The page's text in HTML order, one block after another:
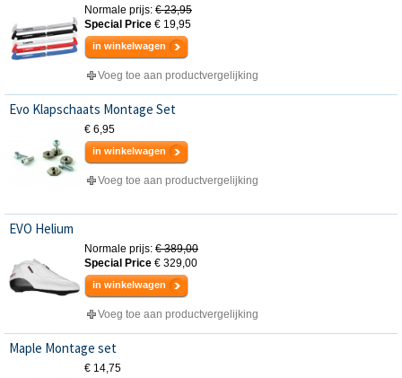
Normale prijs: € 23,95
Special Price € 19,95
in winkelwagen
Voeg toe aan productvergelijking
Evo Klapschaats Montage Set
€ 6,95
in winkelwagen
Voeg toe aan productvergelijking
EVO Helium
Normale prijs: € 389,00
Special Price € 329,00
in winkelwagen
Voeg toe aan productvergelijking
Maple Montage set
€ 14,75